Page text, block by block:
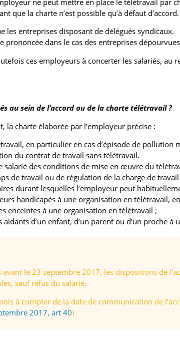
que la charte n’est possible qu’à défaut
les entreprises disposant de délégués syndicaux.
prononcée dans le cas des entreprises
ces employeurs à concerter les salariés, au
au sein de l’accord ou de la charte télétravail ?
la charte élaborée par l’employeur précise :
en particulier en cas d’épisode de pollution
du contrat de travail sans télétravail.
salarié des conditions de mise en œuvre du
de travail ou de régulation de la charge de travail
durant lesquelles l’employeur peut
handicapés à une organisation en télétravail,
enceintes à une organisation en télétravail ;
aidants d’un enfant, d’un parent ou d’un proche
le 23 septembre 2017, les dispositions de
sauf refus du salarié.
à compter de la date de communication de
2017, art 40)